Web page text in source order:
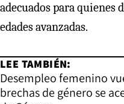
adecuados para quienes
edades avanzadas.
LEE TAMBIÉN:
Desempleo femenino
brechas de género se